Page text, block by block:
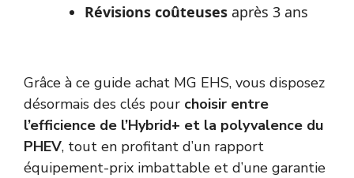
Révisions coûteusesaprès 3 ans
Grâce à ce guide achat MG EHS, vous disposez
désormais des clés pour choisir entre
l’efficience de l’Hybrid+ et la polyvalence du
PHEV, tout en profitant d’un rapport
équipement-prix imbattable et d’une garantie